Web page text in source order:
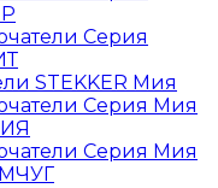
Серия
STEKKER Мия
Серия Мия
Серия Мия